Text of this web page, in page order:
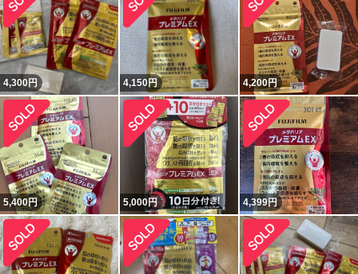
4,300円 4,150円 4,200円
5,400円 5,000円 4,399円